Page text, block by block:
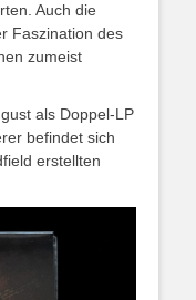
Auch die
Faszination des
zumeist
als Doppel-LP
befindet sich
erstellten